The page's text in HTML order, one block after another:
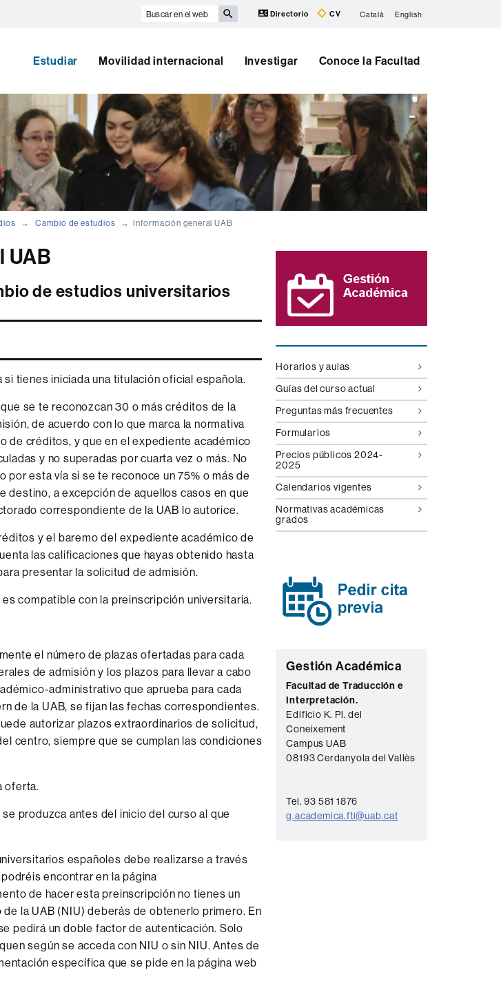
Buscar
web
Directorio CV Català English
Estudiar Movilidad internacional Investigar Conoce la Facultad
Cambio de estudios Información general UAB
UAB
de estudios universitarios
tienes iniciada una titulación oficial española.
se te reconozcan 30 o más créditos de la
de acuerdo con lo que marca la normativa
de créditos, y que en el expediente académico
y no superadas por cuarta vez o más. No
por esta vía si se te reconoce un 75% o más de
destino, a excepción de aquellos casos en que
correspondiente de la UAB lo autorice.
y el baremo del expediente académico de
las calificaciones que hayas obtenido hasta
presentar la solicitud de admisión.
compatible con la preinscripción universitaria.
el número de plazas ofertadas para cada
de admisión y los plazos para llevar a cabo
administrativo que aprueba para cada
de la UAB, se fijan las fechas correspondientes.
autorizar plazos extraordinarios de solicitud,
centro, siempre que se cumplan las condiciones
oferta.
produzca antes del inicio del curso al que
españoles debe realizarse a través
encontrar en la página
de hacer esta preinscripción no tienes un
la UAB (NIU) deberás de obtenerlo primero. En
pedirá un doble factor de autenticación. Solo
según se acceda con NIU o sin NIU. Antes de
específica que se pide en la página web
Información
complementaria
Horarios y aulas
Guías del curso actual
Preguntas más frecuentes
Formularios
Precios públicos 2024-
2025
Calendarios vigentes
Normativas académicas
grados
C
o
n
t
a
c
o
Gestión Académica
Facultad de Traducción e
Interpretación.
Edificio K. Pl. del
Coneixement
Campus UAB
08193 Cerdanyola del Vallès
Tel. 93 581 1876
g.academica.fti@uab.cat